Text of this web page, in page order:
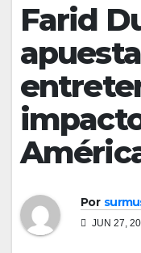
Farid
Por
JUN 27,